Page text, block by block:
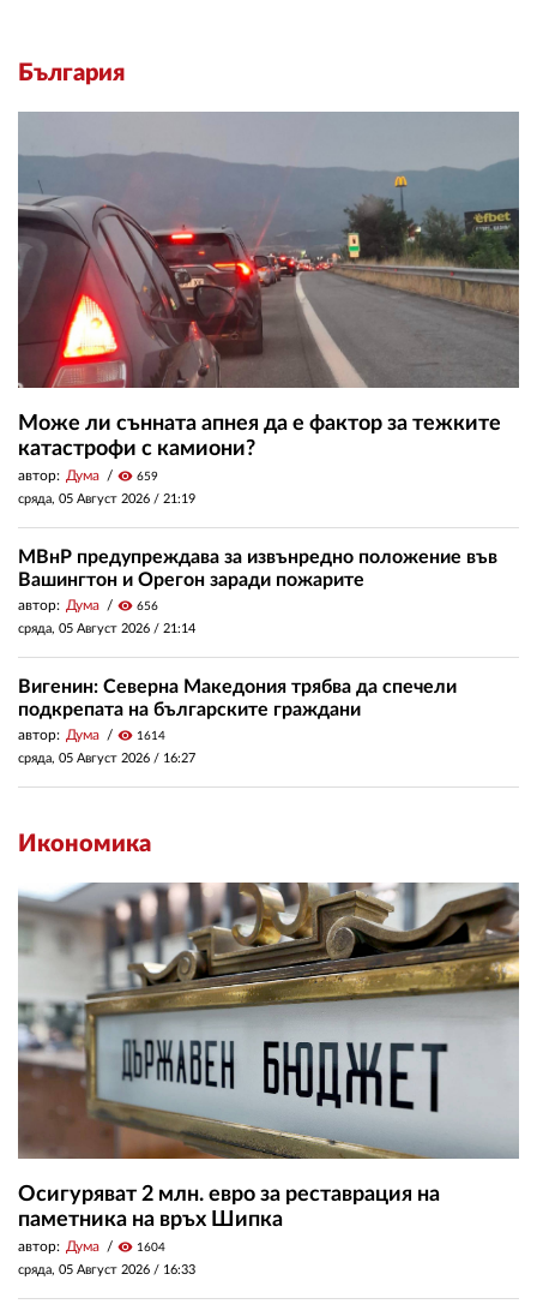
България
Може ли сънната апнея да е фактор за тежките
катастрофи с камиони?
автор: Дума visibility 659
сряда, 05 Август 2026 / 21:19
МВнР предупреждава за извънредно положение във
Вашингтон и Орегон заради пожарите
автор: Дума visibility 656
сряда, 05 Август 2026 / 21:14
Вигенин: Северна Македония трябва да спечели
подкрепата на българските граждани
автор: Дума visibility 1614
сряда, 05 Август 2026 / 16:27
Икономика
Осигуряват 2 млн. евро за реставрация на
паметника на връх Шипка
автор: Дума visibility 1604
сряда, 05 Август 2026 / 16:33